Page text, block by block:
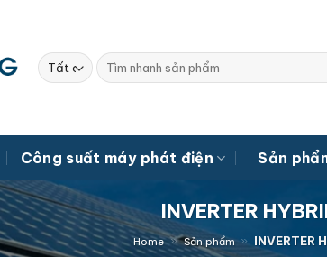
Tìm
kiếm:
Công suất máy phát điện Sản
INVERTER
Home » Sản phẩm » INVERTER